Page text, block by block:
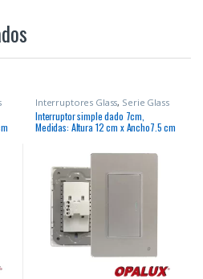
Interruptores Glass, Serie Glass
Interruptor simple dado 7cm,
Medidas: Altura 12 cm x Ancho7.5 cm